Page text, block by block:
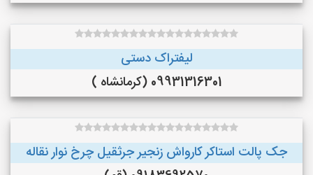
لیفتراک دستی
09931316301 (کرمانشاه )
جک پالت استاکر کارواش زنجیر جرثقیل چرخ نوار نقاله